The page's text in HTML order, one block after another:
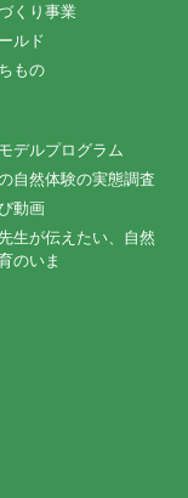
くり事業
ルド
もの
デルプログラム
自然体験の実態調査
動画
生が伝えたい、自然
のいま